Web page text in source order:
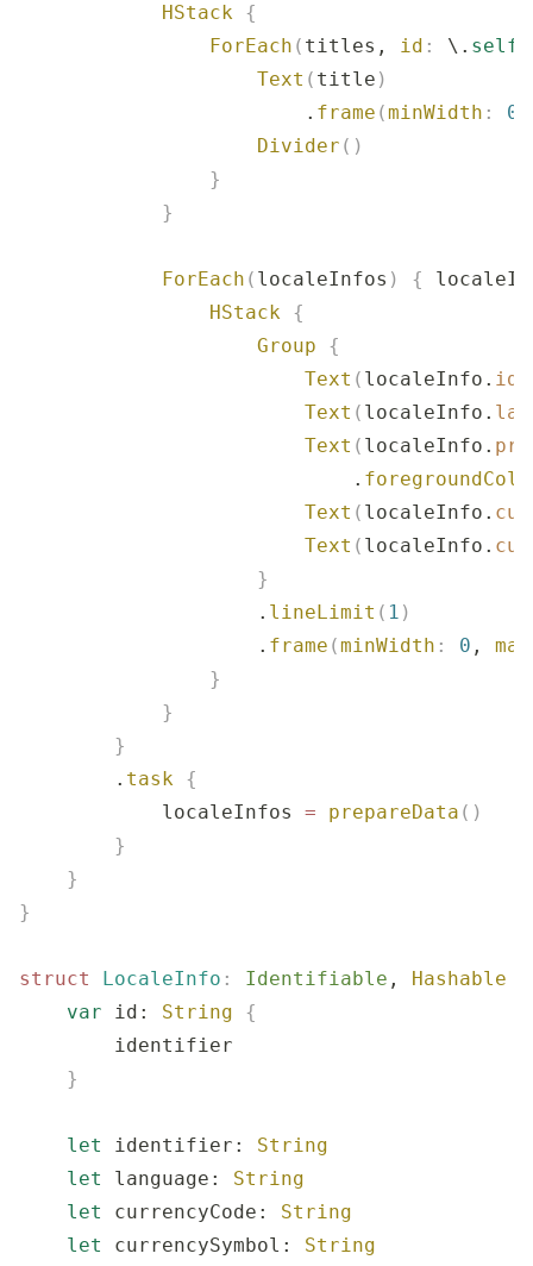
            HStack
{
                ForEach
( titles, id : \. self
                    Text
( title )
                        .
frame (minWidth : 0
                    Divider
()
                }
            }
            ForEach
( localeInfos ) {
                HStack
{
                    Group
{
                        Text
( localeInfo.
                        Text
( localeInfo.
                        Text
( localeInfo.
                            .
                        Text
( localeInfo.
                        Text
( localeInfo.
                    }
                    .
lineLimit ( 1 )
                    .
frame (minWidth : 0 ,
                }
            }
        }
        .
task {
            localeInfos
= prepareData ()
        }
    }
}
struct LocaleInfo : Identifiable , Hashable
    var
id: String {
        identifier
    }
    let
identifier: String
    let
language: String
    let
currencyCode: String
    let
currencySymbol: String